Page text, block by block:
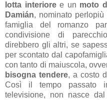
lotta interioree un moto
Damián, nominato
famiglia del romanzo
condivisione di
direbbero gli altri, se
per scontato dal
con tanto di maiuscola,
bisogna tendere, a costo
Così il tempo passato
televisione, non nasce